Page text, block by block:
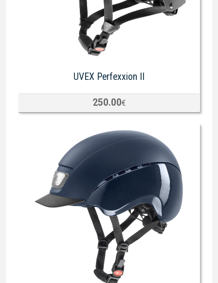
UVEX Perfexxion II
250.00€